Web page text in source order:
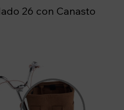
26 con Canasto